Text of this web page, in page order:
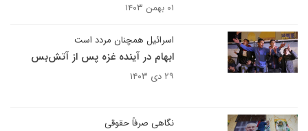
۰۱ بهمن ۱۴۰۳
اسرائیل همچنان مردد است
ابهام در آینده غزه پس از آتش‌بس
۲۹ دی ۱۴۰۳
نگاهی صرفاً حقوقی